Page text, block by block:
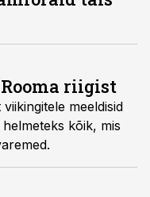
riigist
meeldisid
kõik, mis